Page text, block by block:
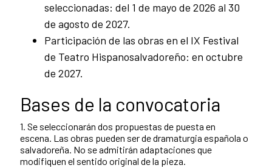
seleccionadas: del 1 de mayo de 2026 al 30
de agosto de 2027.
Participación de las obras en el IX Festival
de Teatro Hispanosalvadoreño: en octubre
de 2027.
Bases de la convocatoria
1. Se seleccionarán dos propuestas de puesta en
escena. Las obras pueden ser de dramaturgia española o
salvadoreña. No se admitirán adaptaciones que
modifiquen el sentido original de la pieza.